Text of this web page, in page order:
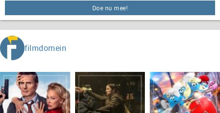
Doe nu mee!
filmdomein